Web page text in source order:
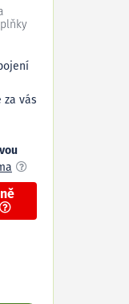
za vás